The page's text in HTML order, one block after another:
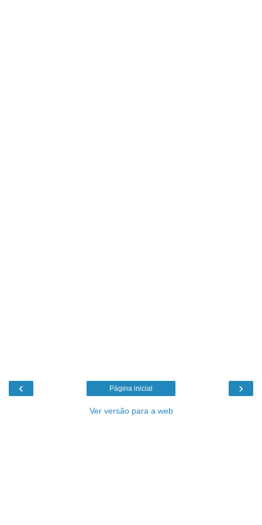
‹ ›
Página inicial
Ver versão para a web